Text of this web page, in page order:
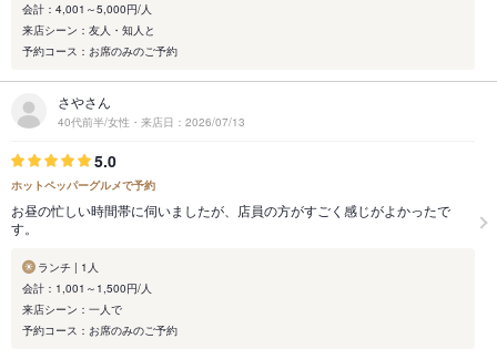
会計：4,001～5,000円/人
来店シーン：友人・知人と
予約コース：お席のみのご予約
さやさん
40代前半/女性・来店日：2026/07/13
5.0
ホットペッパーグルメで予約
お昼の忙しい時間帯に伺いましたが、店員の方がすごく感じがよかったで
す。
ランチ | 1人
会計：1,001～1,500円/人
来店シーン：一人で
予約コース：お席のみのご予約